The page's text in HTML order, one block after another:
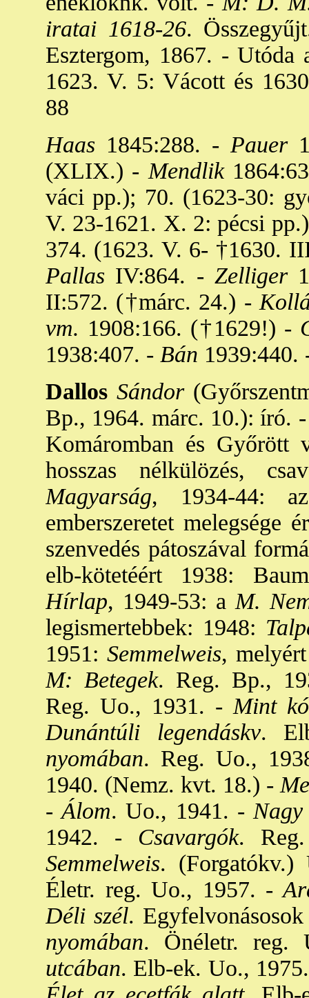
iratai 1618-26.
Esztergom, 1867. - Utóda
1623. V. 5: Vácott és
88
Haas 1845:288. - Pauer
(XLIX.) - Mendlik
váci pp.); 70. (1623-30:
V. 23-1621. X. 2: pécsi
374. (1623. V. 6- †1630.
Pallas IV:864. - Zelliger
II:572. (†márc. 24.) -
vm. 1908:166. (†1629!) -
1938:407. - Bán 1939:440.
Dallos Sándor
Bp., 1964. márc. 10.): író.
Komáromban és Győrött
hosszas nélkülözés,
Magyarság, 1934-44: az
emberszeretet melegsége
szenvedés pátoszával
elb-kötetéért 1938:
Hírlap, 1949-53: a M.
legismertebbek: 1948:
1951: Semmelweis,
M: Betegek. Reg. Bp.,
Reg. Uo., 1931. - Mint
Dunántúli legendáskv.
nyomában. Reg. Uo.,
1940. (Nemz. kvt. 18.) -
- Álom. Uo., 1941. -
1942. - Csavargók.
Semmelweis.
Életr. reg. Uo., 1957. -
Déli szél.
nyomában. Önéletr. reg.
utcában. Elb-ek. Uo.,